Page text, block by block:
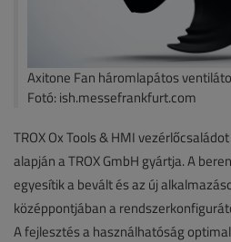
Axitone Fan háromlapátos
Fotó: ish.messefrankfurt.com
TROX Ox Tools & HMI
alapján a TROX GmbH gyártja. A
egyesítik a bevált és az új
középpontjában a
A fejlesztés a használhatóság